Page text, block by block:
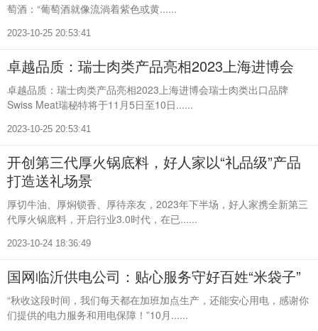
萄酒：“葡萄酒就像流淌着紫色或黄......
2023-10-25 20:53:41
卓越品质：瑞士肉类产品亮相2023上海进博会
卓越品质：瑞士肉类产品亮相2023上海进博会瑞士肉类出口品牌
Swiss Meat瑞秘特将于11月5日至10日......
2023-10-25 20:53:41
开创第三代厚火锅底料，好人家以“礼品级”产品
打造送礼场景
厚切牛油、厚焖锁香、厚待亲友，2023年下半场，好人家携全新第三
代厚火锅底料，开启行业3.0时代，在已......
2023-10-24 18:36:49
国网临沂供电公司：贴心服务守好百姓“米袋子”
“秋收这段时间，我们每天都在加班加点生产，还能安心用电，感谢你
们提供的电力服务和用电保障！”10月......